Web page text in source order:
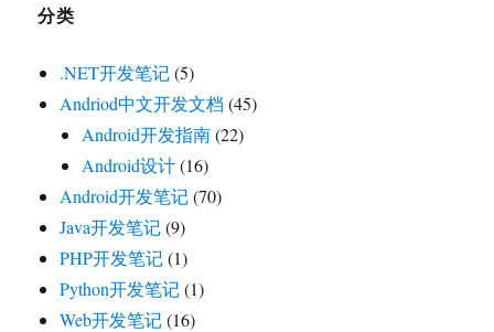
分类
.NET开发笔记(5)
Andriod中文开发文档 (45)
Android开发指南(22)
Android设计(16)
Android开发笔记(70)
Java开发笔记(9)
PHP开发笔记(1)
Python开发笔记(1)
Web开发笔记(16)